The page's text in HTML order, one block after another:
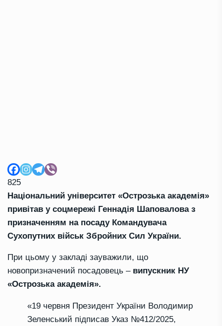
825
Національний університет «Острозька академія»
привітав у соцмережі Геннадія Шаповалова з
призначенням на посаду Командувача
Сухопутних військ Збройних Сил України.
При цьому у закладі зауважили, що
новопризначений посадовець – випускник НУ
«Острозька академія».
«19 червня Президент України Володимир
Зеленський підписав Указ №412/2025,